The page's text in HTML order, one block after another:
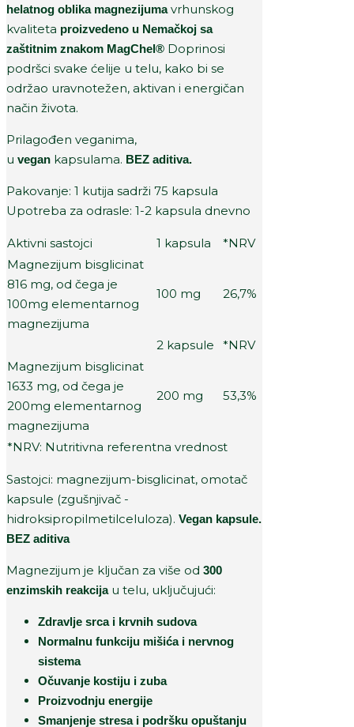
helatnog oblika magnezijumavrhunskog
kvaliteta proizvedeno u Nemačkoj sa
zaštitnim znakom MagChel® Doprinosi
podršci svake ćelije u telu, kako bi se
održao uravnotežen, aktivan i energičan
način života.
Prilagođen veganima,
u vegan kapsulama. BEZ aditiva.
Pakovanje: 1 kutija sadrži 75 kapsula
Upotreba za odrasle: 1-2 kapsula dnevno
Aktivni sastojci 1 kapsula
*NRV
Magnezijum bisglicinat
816 mg, od čega je
100mg elementarnog
magnezijuma
100 mg 26,7%
2 kapsule
*NRV
Magnezijum bisglicinat
1633 mg, od čega je
200mg elementarnog
magnezijuma
200 mg 53,3%
*NRV: Nutritivna referentna vrednost
Sastojci: magnezijum-bisglicinat, omotač
kapsule (zgušnjivač -
hidroksipropilmetilceluloza). Vegan kapsule.
BEZ aditiva
Magnezijum je ključan za više od 300
enzimskih reakcijau telu, uključujući:
Zdravlje srca i krvnih sudova
Normalnu funkciju mišića i nervnog
sistema
Očuvanje kostiju i zuba
Proizvodnju energije
Smanjenje stresa i podršku opuštanju